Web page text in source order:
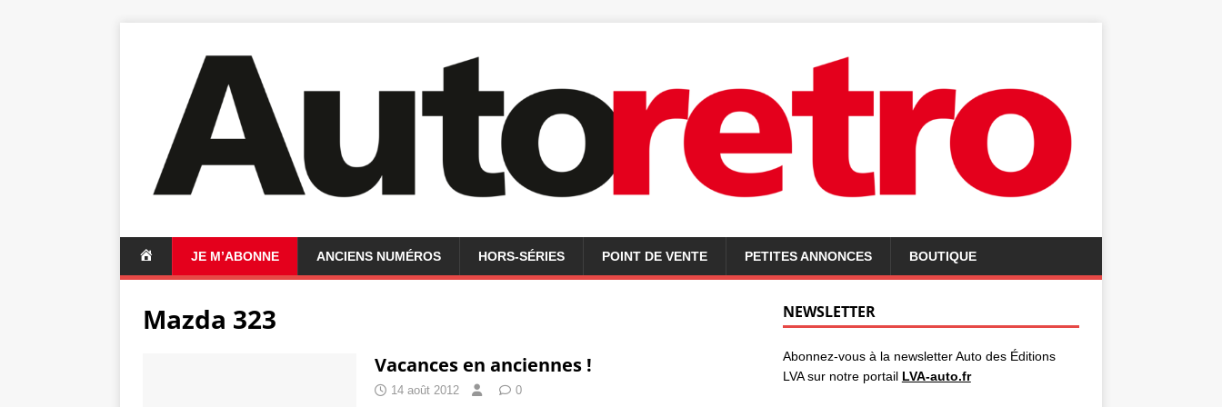
C
U
JE M’ABONNE ANCIENS NUMÉROS HORS-SÉRIES POINT DE VENTE PETITES ANNONCES BOUTIQUE
Mazda 323
Vacances en anciennes !
14 août 2012 0
NEWSLETTER
Abonnez-vous à la newsletter Auto des Éditions
LVA sur notre portail LVA-auto.fr